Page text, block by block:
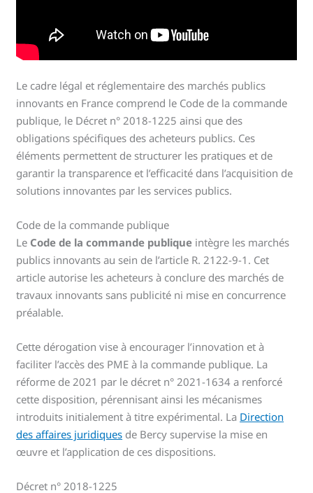
Le cadre légal et réglementaire des marchés publics
innovants en France comprend le Code de la commande
publique, le Décret n° 2018-1225 ainsi que des
obligations spécifiques des acheteurs publics. Ces
éléments permettent de structurer les pratiques et de
garantir la transparence et l’efficacité dans l’acquisition de
solutions innovantes par les services publics.
Code de la commande publique
Le Code de la commande publique intègre les marchés
publics innovants au sein de l’article R. 2122-9-1. Cet
article autorise les acheteurs à conclure des marchés de
travaux innovants sans publicité ni mise en concurrence
préalable.
Cette dérogation vise à encourager l’innovation et à
faciliter l’accès des PME à la commande publique. La
réforme de 2021 par le décret n° 2021-1634 a renforcé
cette disposition, pérennisant ainsi les mécanismes
introduits initialement à titre expérimental. La Direction
des affaires juridiques de Bercy supervise la mise en
œuvre et l’application de ces dispositions.
Décret n° 2018-1225